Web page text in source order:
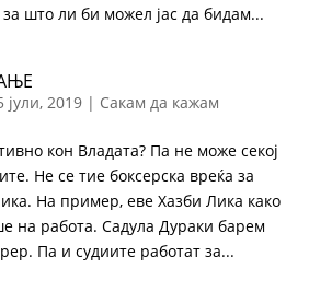
што ли би можел јас да бидам...
јули, 2019 | Сакам да кажам
кон Владата? Па не може секој
Не се тие боксерска вреќа за
На пример, еве Хазби Лика како
на работа. Садула Дураки барем
Па и судиите работат за...